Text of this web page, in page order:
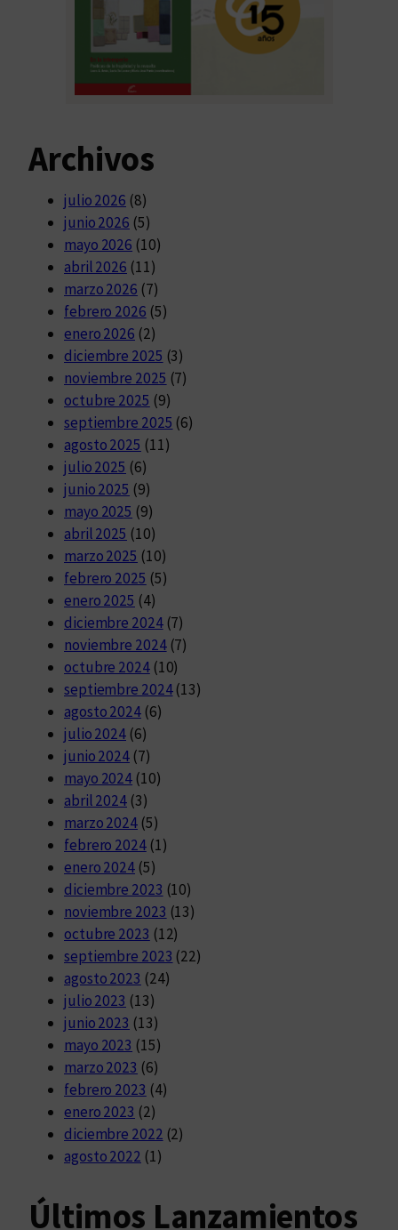
Archivos
julio 2026 (8)
junio 2026 (5)
mayo 2026 (10)
abril 2026 (11)
marzo 2026 (7)
febrero 2026 (5)
enero 2026 (2)
diciembre 2025 (3)
noviembre 2025 (7)
octubre 2025 (9)
septiembre 2025 (6)
agosto 2025 (11)
julio 2025 (6)
junio 2025 (9)
mayo 2025 (9)
abril 2025 (10)
marzo 2025 (10)
febrero 2025 (5)
enero 2025 (4)
diciembre 2024(7)
noviembre 2024(7)
octubre 2024(10)
septiembre 2024(13)
agosto 2024(6)
julio 2024 (6)
junio 2024 (7)
mayo 2024 (10)
abril 2024 (3)
marzo 2024 (5)
febrero 2024(1)
enero 2024 (5)
diciembre 2023 (10)
noviembre 2023 (13)
octubre 2023 (12)
septiembre 2023 (22)
agosto 2023 (24)
julio 2023 (13)
junio 2023 (13)
mayo 2023 (15)
marzo 2023 (6)
febrero 2023 (4)
enero 2023 (2)
diciembre 2022 (2)
agosto 2022 (1)
Últimos Lanzamientos